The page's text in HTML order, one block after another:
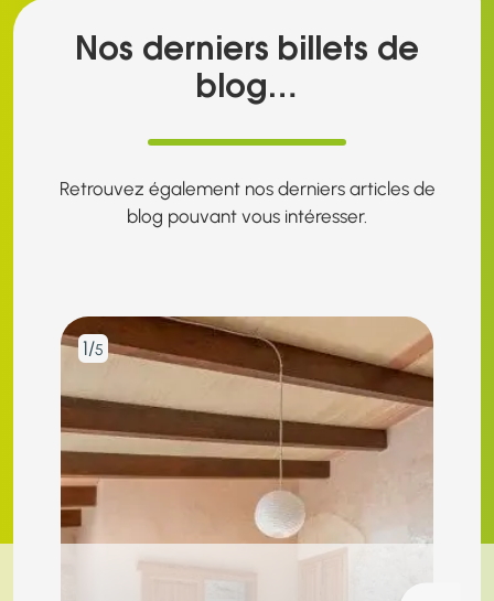
Nos derniers billets de
blog…
Retrouvez également nos derniers articles de
blog pouvant vous intéresser.
1/5